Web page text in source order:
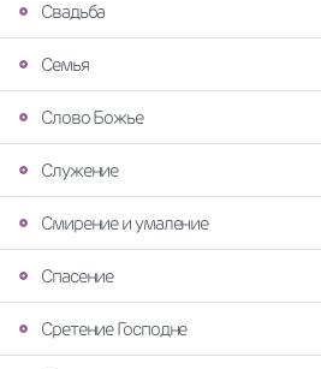
Свадьба
Семья
Слово Божье
Служение
Смирение и умаление
Спасение
Сретение Господне